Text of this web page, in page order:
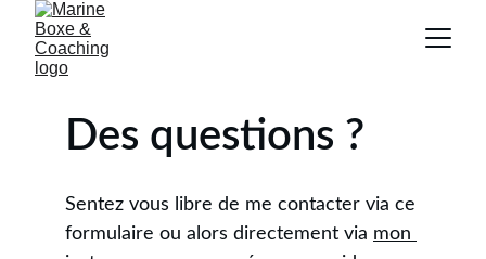
Des questions ?
Sentez vous libre de me contacter via ce
formulaire ou alors directement via mon